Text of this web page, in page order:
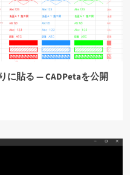
に貼る ― CADPetaを公開